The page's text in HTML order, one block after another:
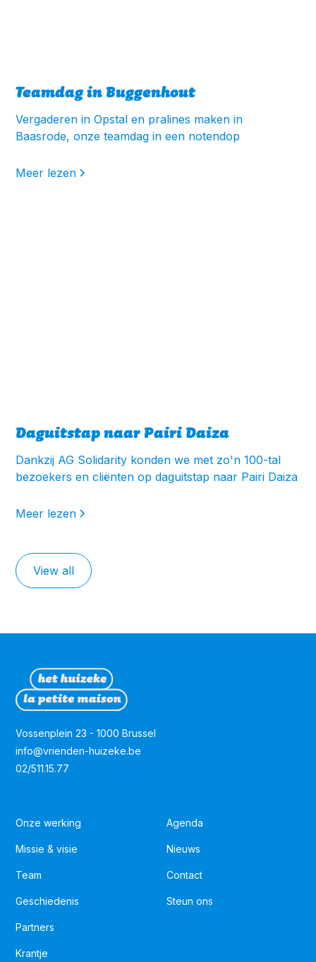
Teamdag in Buggenhout
Vergaderen in Opstal en pralines maken in
Baasrode, onze teamdag in een notendop
Meer lezen
Daguitstap naar Pairi Daiza
Dankzij AG Solidarity konden we met zo'n 100-tal
bezoekers en cliënten op daguitstap naar Pairi Daiza
Meer lezen
View all
Vossenplein 23 - 1000 Brussel
info@vrienden-huizeke.be
02/511.15.77
Onze werking
Missie & visie
Team
Geschiedenis
Partners
Krantje
Agenda
Nieuws
Contact
Steun ons